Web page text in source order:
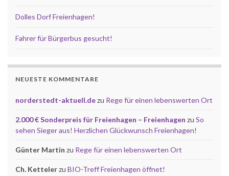
Dolles Dorf Freienhagen!
Fahrer für Bürgerbus gesucht!
NEUESTE KOMMENTARE
norderstedt-aktuell.dezu Rege für einen lebenswerten Ort
2.000 € Sonderpreis für Freienhagen – Freienhagen zu So
sehen Sieger aus! Herzlichen Glückwunsch Freienhagen!
Günter Martin zu Rege für einen lebenswerten Ort
Ch. Kettelerzu BIO-Treff Freienhagen öffnet!